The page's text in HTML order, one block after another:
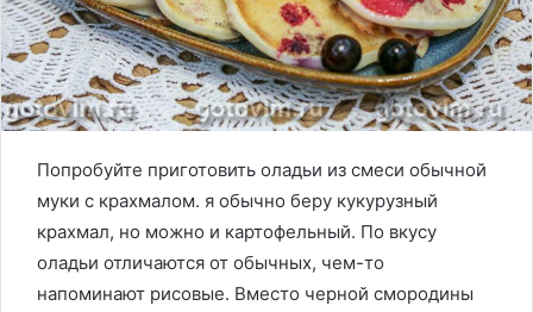
Попробуйте приготовить оладьи из смеси обычной
муки с крахмалом. я обычно беру кукурузный
крахмал, но можно и картофельный. По вкусу
оладьи отличаются от обычных, чем-то
напоминают рисовые. Вместо черной смородины